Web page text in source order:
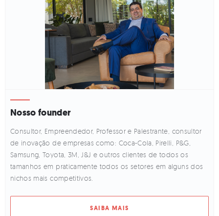
Nosso founder
Consultor, Empreendedor, Professor e Palestrante, consultor
de inovação de empresas como: Coca-Cola, Pirelli, P&G,
Samsung, Toyota, 3M, J&J e outros clientes de todos os
tamanhos em praticamente todos os setores em alguns dos
nichos mais competitivos.
SAIBA MAIS